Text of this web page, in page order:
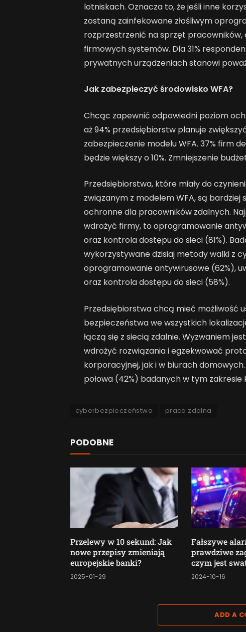
lotniskach. Oznacza to, że jeśli inne
zostaną zainfekowane złośliwym
rozprzestrzenić na sprzęt
firmowych systemów. Dla 31%
prywatnych urządzeniach stanowi
Jak zabezpieczyć środowisko WFA?
Chcąc zapewnić odpowiedni poziom
aż 94% przedsiębiorstw planuje
zabezpieczenie modelu WFA. 37% firm
będzie większy o 10%. Zmniejszenie
Przedsiębiorstwa, które miały do
związanym z modelem WFA, są bardziej
ochronne dla pracowników zdalnych.
wdrożyć firmy, to oprogramowanie
oraz kontrola dostępu do sieci (81%).
wykorzystywane dzisiaj metody walki z
oprogramowanie antywirusowe (62%),
oraz kontrola dostępu do sieci (58%).
Przedsiębiorstwa chcą mieć możliwość
bezpieczeństwa we wszystkich
łączą się z siecią zdalnie. Wyzwaniem
wdrożyć rozwiązania i egzekwować
korporacyjnej, jak i w biurach
połowa (42%) badanych w tym zakresie
cyberbezpieczeństwo praca zdalna
PODOBNE
Przelewy w 10 sekund: Jak
nowe przepisy zmieniają
europejskie banki?
2025-01-29
Fałszywe
prawdziwe
czym jest
2024-10-16
ADD A